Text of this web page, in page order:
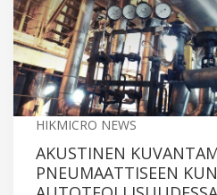
HIKMICRO NEWS
AKUSTINEN
PNEUMAATTISEEN